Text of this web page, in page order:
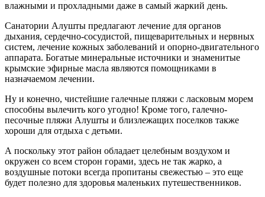
влажными и прохладными даже в самый жаркий день.
Санатории Алушты предлагают лечение для органов
дыхания, сердечно-сосудистой, пищеварительных и нервных
систем, лечение кожных заболеваний и опорно-двигательного
аппарата. Богатые минеральные источники и знаменитые
крымские эфирные масла являются помощниками в
назначаемом лечении.
Ну и конечно, чистейшие галечные пляжи с ласковым морем
способны вылечить кого угодно! Кроме того, галечно-
песочные пляжи Алушты и близлежащих поселков также
хороши для отдыха с детьми.
А поскольку этот район обладает целебным воздухом и
окружен со всем сторон горами, здесь не так жарко, а
воздушные потоки всегда пропитаны свежестью – это еще
будет полезно для здоровья маленьких путешественников.